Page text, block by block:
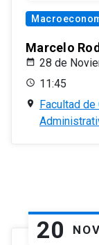
Marcelo
28 de
11:45
Facultad
20 NOV